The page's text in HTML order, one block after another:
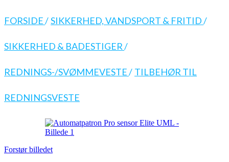
FORSIDE/SIKKERHED, VANDSPORT & FRITID/
SIKKERHED & BADESTIGER/
REDNINGS-/SVØMMEVESTE/ TILBEHØR TIL
REDNINGSVESTE
Forstør billedet